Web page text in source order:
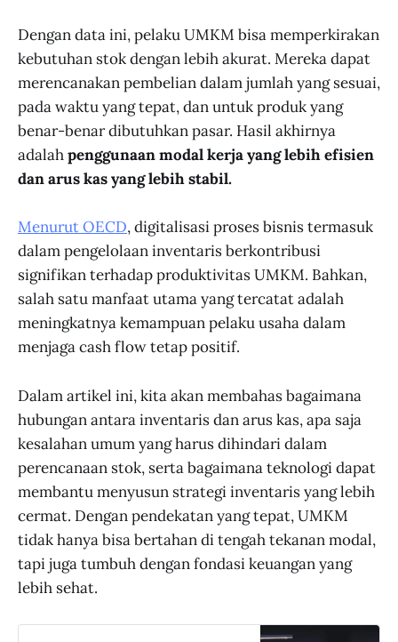
Dengan data ini, pelaku UMKM bisa memperkirakan
kebutuhan stok dengan lebih akurat. Mereka dapat
merencanakan pembelian dalam jumlah yang sesuai,
pada waktu yang tepat, dan untuk produk yang
benar-benar dibutuhkan pasar. Hasil akhirnya
adalahpenggunaan modal kerja yang lebih efisien
dan arus kas yang lebih stabil.
Menurut OECD, digitalisasi proses bisnis termasuk
dalam pengelolaan inventaris berkontribusi
signifikan terhadap produktivitas UMKM. Bahkan,
salah satu manfaat utama yang tercatat adalah
meningkatnya kemampuan pelaku usaha dalam
menjaga cash flow tetap positif.
Dalam artikel ini, kita akan membahas bagaimana
hubungan antara inventaris dan arus kas, apa saja
kesalahan umum yang harus dihindari dalam
perencanaan stok, serta bagaimana teknologi dapat
membantu menyusun strategi inventaris yang lebih
cermat. Dengan pendekatan yang tepat, UMKM
tidak hanya bisa bertahan di tengah tekanan modal,
tapi juga tumbuh dengan fondasi keuangan yang
lebih sehat.